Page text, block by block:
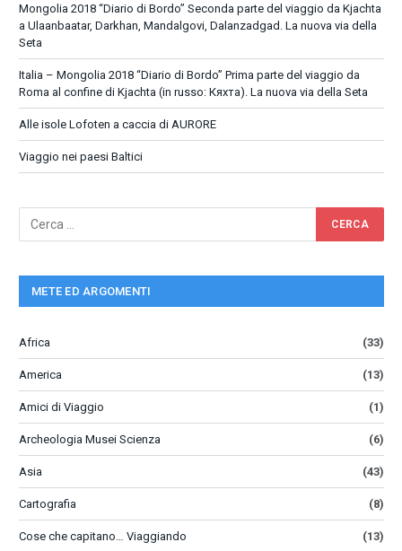
Mongolia 2018 “Diario di Bordo” Seconda parte del viaggio da Kjachta
a Ulaanbaatar, Darkhan, Mandalgovi, Dalanzadgad. La nuova via della
Seta
Italia – Mongolia 2018 “Diario di Bordo” Prima parte del viaggio da
Roma al confine di Kjachta (in russo: Кяхта). La nuova via della Seta
Alle isole Lofoten a caccia di AURORE
Viaggio nei paesi Baltici
METE ED ARGOMENTI
Africa (33)
America (13)
Amici di Viaggio (1)
Archeologia Musei Scienza (6)
Asia (43)
Cartografia (8)
Cose che capitano… Viaggiando (13)